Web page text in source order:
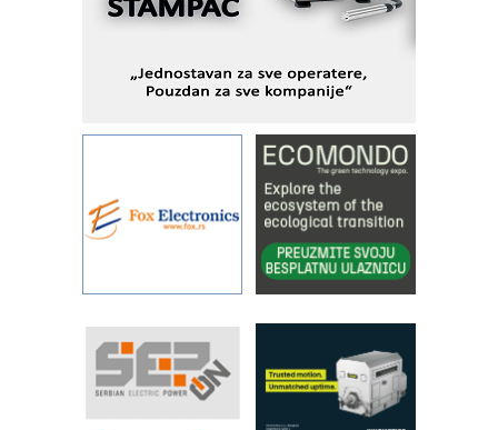
Fleksibilno stezanje i brzo
KIP KOP – napredna rešenja za
savremene industrijske i logističke
Alba d.o.o. – 35 godina preciznosti u
metrologiji i pametnim dozirnim
rešenjima
IBeRTIM - oprema za ispitivanje
STAUFF – Komponente koje
sistema
YAMADA pumpe – japanska
pouzdanost u transferu fluida
Filtration Group Industrial – Napredna